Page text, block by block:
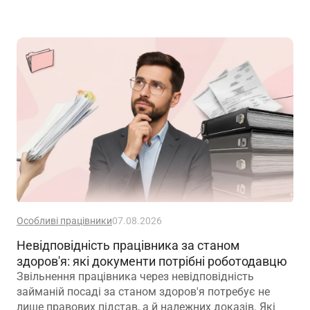
Особливі працівники07.08.2026
Невідповідність працівника за станом
здоров'я: які документи потрібні роботодавцю
Звільнення працівника через невідповідність
займаній посаді за станом здоров'я потребує не
лише правових підстав, а й належних доказів. Які